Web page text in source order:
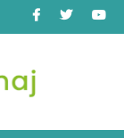
Facebook
Twitter